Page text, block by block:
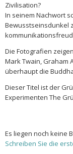
Zivilisation?
In seinem Nachwort
Bewusstseinsdunkel
Die Fotografien
Mark Twain, Graham
überhaupt die
Dieser Titel ist der
Experimenten The
Es liegen noch keine
Schreiben Sie die